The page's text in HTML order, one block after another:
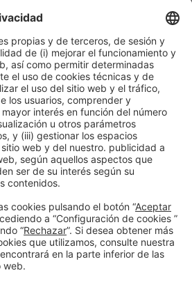
sabor a un evento?
- 17:15h
- The Horeca Hub